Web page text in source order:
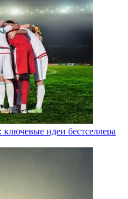
идеи бестселлера